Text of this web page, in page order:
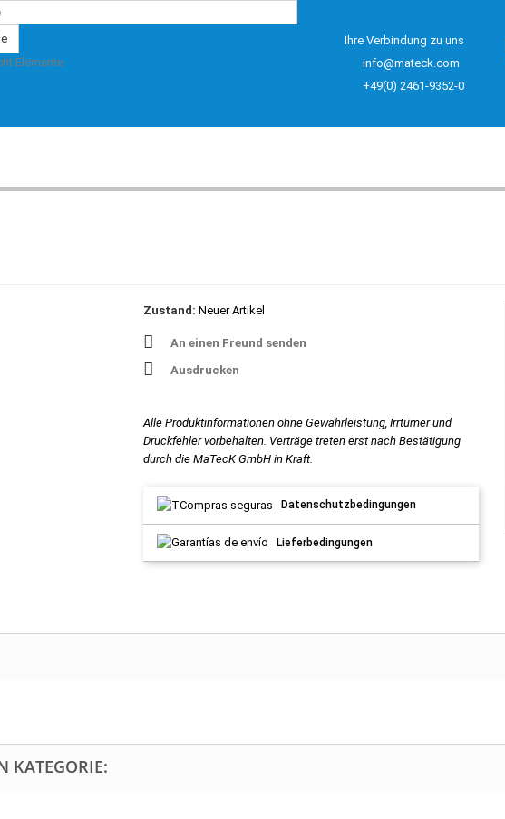
Elemente
Ihre Verbindung zu uns
info@mateck.com
+49(0) 2461-9352-0
Zustand: Neuer Artikel
An einen Freund senden
Ausdrucken
Alle Produktinformationen ohne Gewährleistung, Irrtümer und
Druckfehler vorbehalten. Verträge treten erst nach Bestätigung
durch die MaTecK GmbH in Kraft.
Datenschutzbedingungen
Lieferbedingungen
KATEGORIE: